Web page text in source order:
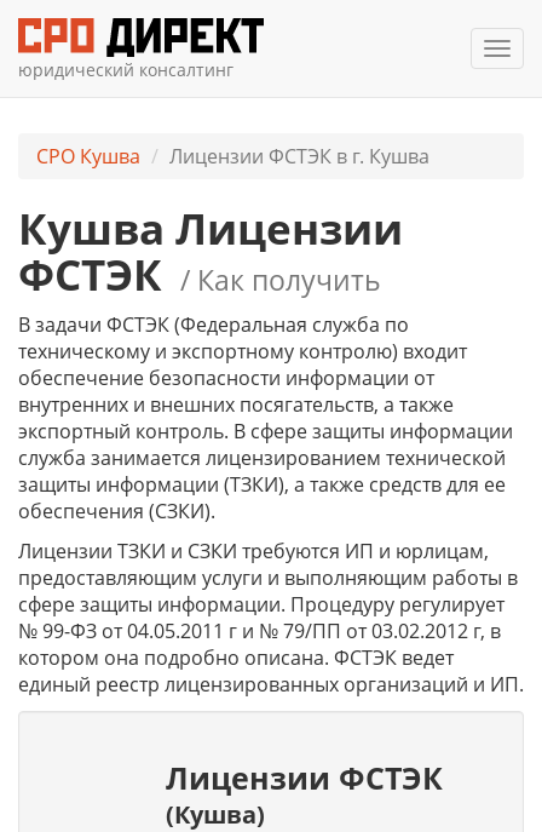
юридический консалтинг
СРО Кушва Лицензии ФСТЭК в г. Кушва
Кушва Лицензии
ФСТЭК / Как получить
В задачи ФСТЭК (Федеральная служба по
техническому и экспортному контролю) входит
обеспечение безопасности информации от
внутренних и внешних посягательств, а также
экспортный контроль. В сфере защиты информации
служба занимается лицензированием технической
защиты информации (ТЗКИ), а также средств для ее
обеспечения (СЗКИ).
Лицензии ТЗКИ и СЗКИ требуются ИП и юрлицам,
предоставляющим услуги и выполняющим работы в
сфере защиты информации. Процедуру регулирует
№ 99-ФЗ от 04.05.2011 г и № 79/ПП от 03.02.2012 г, в
котором она подробно описана. ФСТЭК ведет
единый реестр лицензированных организаций и ИП.
Лицензии ФСТЭК
(Кушва)